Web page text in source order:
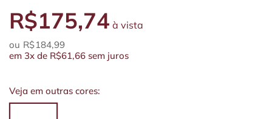
R$175,74 à vista
R$184,99
em 3x de R$61,66 sem juros
Veja em outras cores: